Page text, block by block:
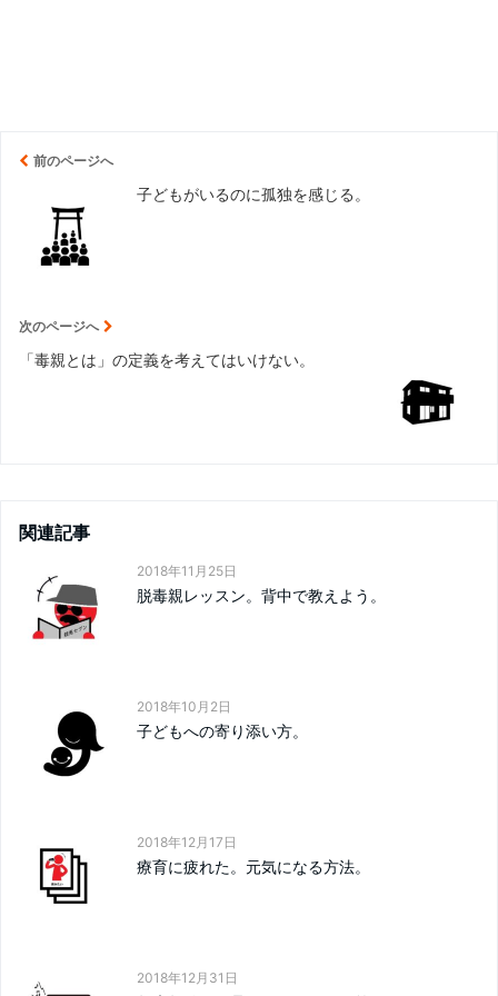
前のページへ
子どもがいるのに孤独を感じる。
次のページへ
「毒親とは」の定義を考えてはいけない。
関連記事
2018年11月25日
脱毒親レッスン。背中で教えよう。
2018年10月2日
子どもへの寄り添い方。
2018年12月17日
療育に疲れた。元気になる方法。
2018年12月31日